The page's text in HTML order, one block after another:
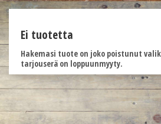
Ei tuotetta
Hakemasi tuote on joko poistunut
tarjouserä on loppuunmyyty.